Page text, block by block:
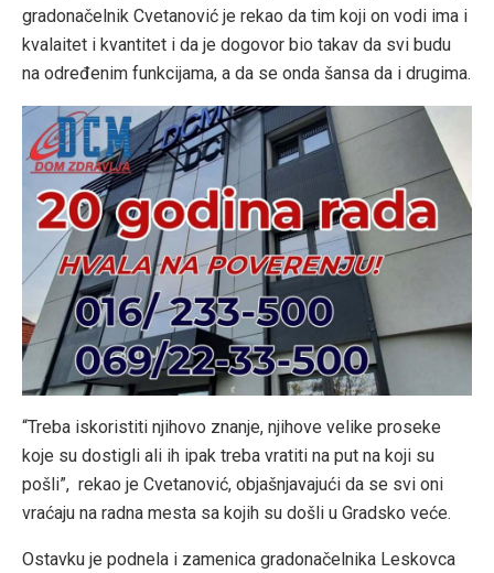
gradonačelnik Cvetanović je rekao da tim koji on vodi ima i
kvalaitet i kvantitet i da je dogovor bio takav da svi budu
na određenim funkcijama, a da se onda šansa da i drugima.
“Treba iskoristiti njihovo znanje, njihove velike proseke
koje su dostigli ali ih ipak treba vratiti na put na koji su
pošli”, rekao je Cvetanović, objašnjavajući da se svi oni
vraćaju na radna mesta sa kojih su došli u Gradsko veće.
Ostavku je podnela i zamenica gradonačelnika Leskovca